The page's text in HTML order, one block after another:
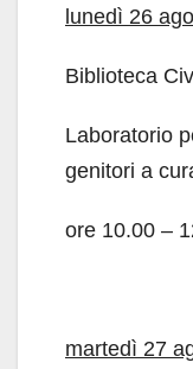
lunedì 26
Biblioteca
Laboratorio
genitori a
ore 10.00 –
martedì 27